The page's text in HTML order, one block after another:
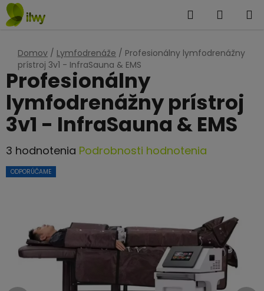
Prejsť
na
Hľadať
Domov / Lymfodrenáže / Profesionálny lymfodrenážny
prístroj 3v1 - InfraSauna & EMS
Profesionálny
lymfodrenážny prístroj
3v1 - InfraSauna & EMS
Priemerné
hodnotenie
3 hodnotenia Podrobnosti hodnotenia
ODPORÚČAME